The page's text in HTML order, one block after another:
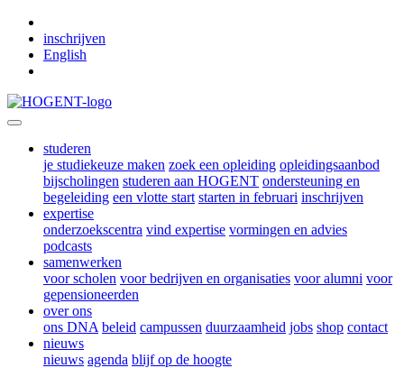
inschrijven
English
studeren
je studiekeuze maken zoek een opleiding opleidingsaanbod
bijscholingen studeren aan HOGENT ondersteuning en
begeleiding een vlotte start starten in februari inschrijven
expertise
onderzoekscentra vind expertise vormingen en advies
podcasts
samenwerken
voor scholen voor bedrijven en organisaties voor alumni voor
gepensioneerden
over ons
ons DNA beleid campussen duurzaamheid jobs shop contact
nieuws
nieuws agenda blijf op de hoogte